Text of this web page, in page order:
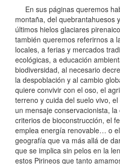
En sus páginas queremos
montaña, del quebrantahuesos
últimos hielos glaciares
también queremos referirnos a
locales, a ferias y mercados
ecológicas, a educación
biodiversidad, al necesario
la despoblación y al cambio
quiere convivir con el oso, el
terreno y cuida del suelo vivo,
un mensaje conservacionista,
criterios de bioconstrucción, el
emplea energía renovable… o
geografía que va más allá de
que se implica sin pelos en la
estos Pirineos que tanto